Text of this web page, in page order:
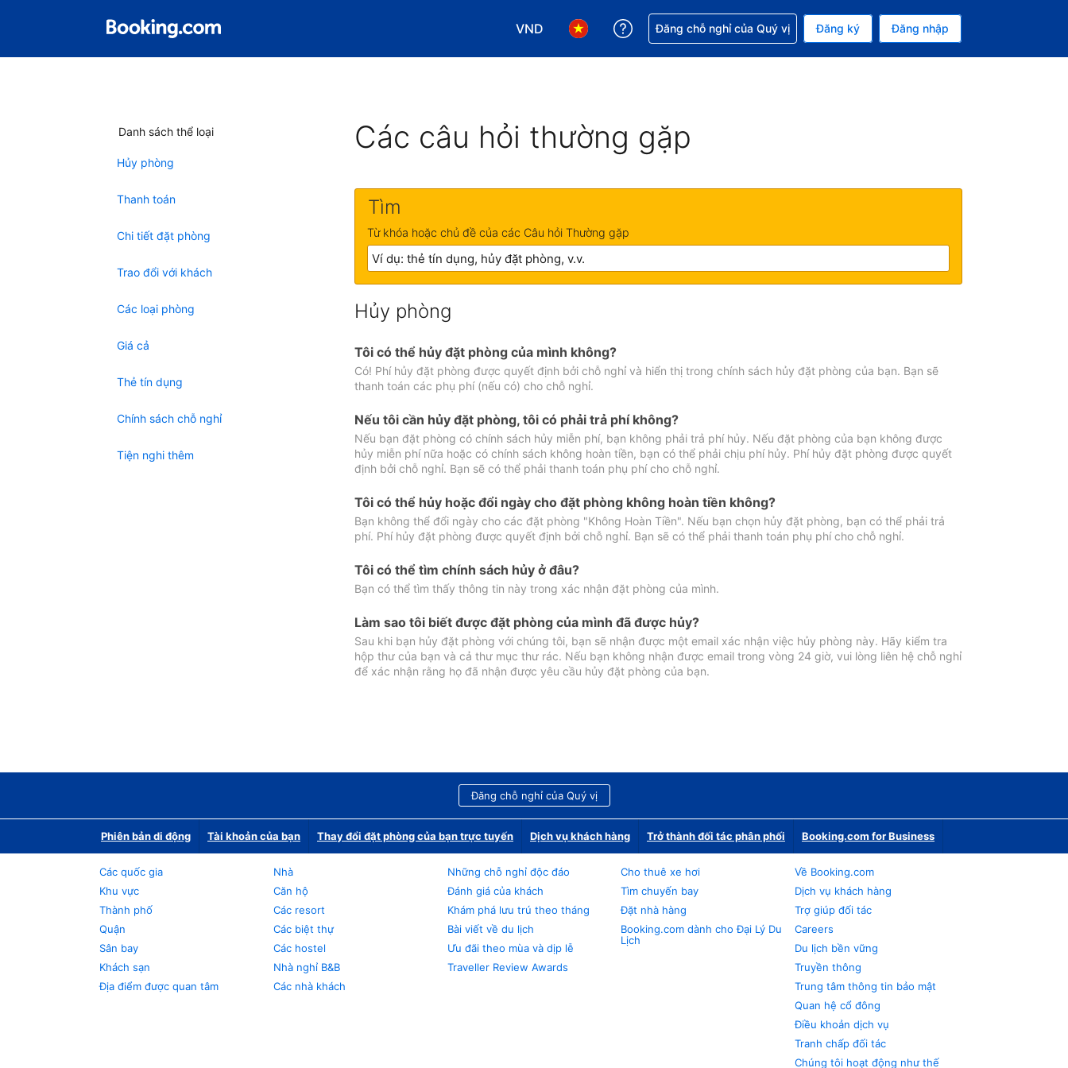
VND
Chọn loại tiền tệ của bạn. Loại tiền tệ hiện tại của bạn là Đồng
Chọn ngôn ngữ của bạn. Ngôn ngữ hiện tại của bạn là Tiếng Việt
Nhận trợ giúp với đặt chỗ
Đăng chỗ nghỉ của Quý vị Đăng ký Đăng nhập
Danh sách thể loại
Hủy phòng
Thanh toán
Chi tiết đặt phòng
Trao đổi với khách
Các loại phòng
Giá cả
Thẻ tín dụng
Chính sách chỗ nghỉ
Tiện nghi thêm
Các câu hỏi thường gặp
Tìm
Từ khóa hoặc chủ đề của các Câu hỏi Thường gặp
Hủy phòng
Tôi có thể hủy đặt phòng của mình không?
Có! Phí hủy đặt phòng được quyết định bởi chỗ nghỉ và hiển thị trong chính sách hủy đặt phòng của bạn. Bạn sẽ
thanh toán các phụ phí (nếu có) cho chỗ nghỉ.
Nếu tôi cần hủy đặt phòng, tôi có phải trả phí không?
Nếu bạn đặt phòng có chính sách hủy miễn phí, bạn không phải trả phí hủy. Nếu đặt phòng của bạn không được
hủy miễn phí nữa hoặc có chính sách không hoàn tiền, bạn có thể phải chịu phí hủy. Phí hủy đặt phòng được quyết
định bởi chỗ nghỉ. Bạn sẽ có thể phải thanh toán phụ phí cho chỗ nghỉ.
Tôi có thể hủy hoặc đổi ngày cho đặt phòng không hoàn tiền không?
Bạn không thể đổi ngày cho các đặt phòng "Không Hoàn Tiền". Nếu bạn chọn hủy đặt phòng, bạn có thể phải trả
phí. Phí hủy đặt phòng được quyết định bởi chỗ nghỉ. Bạn sẽ có thể phải thanh toán phụ phí cho chỗ nghỉ.
Tôi có thể tìm chính sách hủy ở đâu?
Bạn có thể tìm thấy thông tin này trong xác nhận đặt phòng của mình.
Làm sao tôi biết được đặt phòng của mình đã được hủy?
Sau khi bạn hủy đặt phòng với chúng tôi, bạn sẽ nhận được một email xác nhận việc hủy phòng này. Hãy kiểm tra
hộp thư của bạn và cả thư mục thư rác. Nếu bạn không nhận được email trong vòng 24 giờ, vui lòng liên hệ chỗ nghỉ
để xác nhận rằng họ đã nhận được yêu cầu hủy đặt phòng của bạn.
Đăng chỗ nghỉ của Quý vị
Phiên bản di động Tài khoản của bạn Thay đổi đặt phòng của bạn trực tuyến Dịch vụ khách hàng Trở thành đối tác phân phối Booking.com for Business
Các quốc gia
Khu vực
Thành phố
Quận
Sân bay
Khách sạn
Địa điểm được quan tâm
Nhà
Căn hộ
Các resort
Các biệt thự
Các hostel
Nhà nghỉ B&B
Các nhà khách
Những chỗ nghỉ độc đáo
Đánh giá của khách
Khám phá lưu trú theo tháng
Bài viết về du lịch
Ưu đãi theo mùa và dịp lễ
Traveller Review Awards
Cho thuê xe hơi
Tìm chuyến bay
Đặt nhà hàng
Booking.com dành cho Đại Lý Du
Lịch
Về Booking.com
Dịch vụ khách hàng
Trợ giúp đối tác
Careers
Du lịch bền vững
Truyền thông
Trung tâm thông tin bảo mật
Quan hệ cổ đông
Điều khoản dịch vụ
Tranh chấp đối tác
Chúng tôi hoạt động như thế